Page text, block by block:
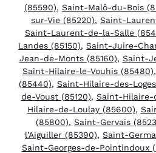
(85590), Saint-Malô-du-Bois
sur-Vie (85220), Saint-
Saint-Laurent-de-la-Salle
Landes (85150), Saint-Juire-
Jean-de-Monts (85160), Saint-
Saint-Hilaire-le-Vouhis (85480),
(85440), Saint-Hilaire-des-
de-Voust (85120), Saint-Hilaire-
Hilaire-de-Loulay (85600),
(85800), Saint-Gervais
l’Aiguiller (85390), Saint-
Saint-Georges-de-Pointindoux